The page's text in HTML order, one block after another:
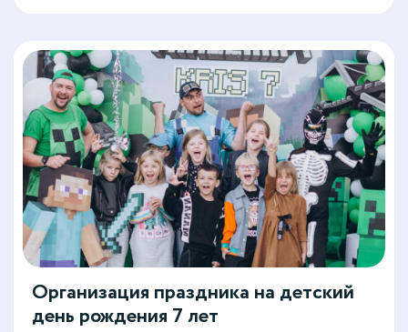
Организация праздника на детский
день рождения 7 лет